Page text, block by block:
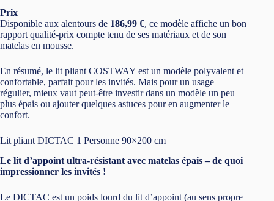
Prix
Disponible aux alentours de 186,99 €, ce modèle affiche un bon
rapport qualité-prix compte tenu de ses matériaux et de son
matelas en mousse.
En résumé, le lit pliant COSTWAY est un modèle polyvalent et
confortable, parfait pour les invités. Mais pour un usage
régulier, mieux vaut peut-être investir dans un modèle un peu
plus épais ou ajouter quelques astuces pour en augmenter le
confort.
Lit pliant DICTAC 1 Personne 90×200 cm
Le lit d’appoint ultra-résistant avec matelas épais – de quoi
impressionner les invités !
Le DICTAC est un poids lourd du lit d’appoint (au sens propre